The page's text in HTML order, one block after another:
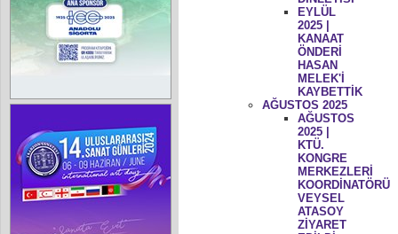
EYLÜL
2025 |
KANAAT
ÖNDERİ
HASAN
MELEK'İ
KAYBETTİK
AĞUSTOS 2025
AĞUSTOS
2025 |
KTÜ.
KONGRE
MERKEZLERİ
KOORDİNATÖRÜ
VEYSEL
ATASOY
ZİYARET